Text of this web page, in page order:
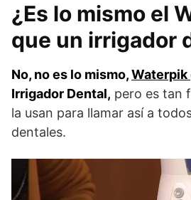
¿Es lo mismo el
que un irrigador
No, no es lo mismo,Waterpik
Irrigador Dental, pero es tan
la usan para llamar así a
dentales.